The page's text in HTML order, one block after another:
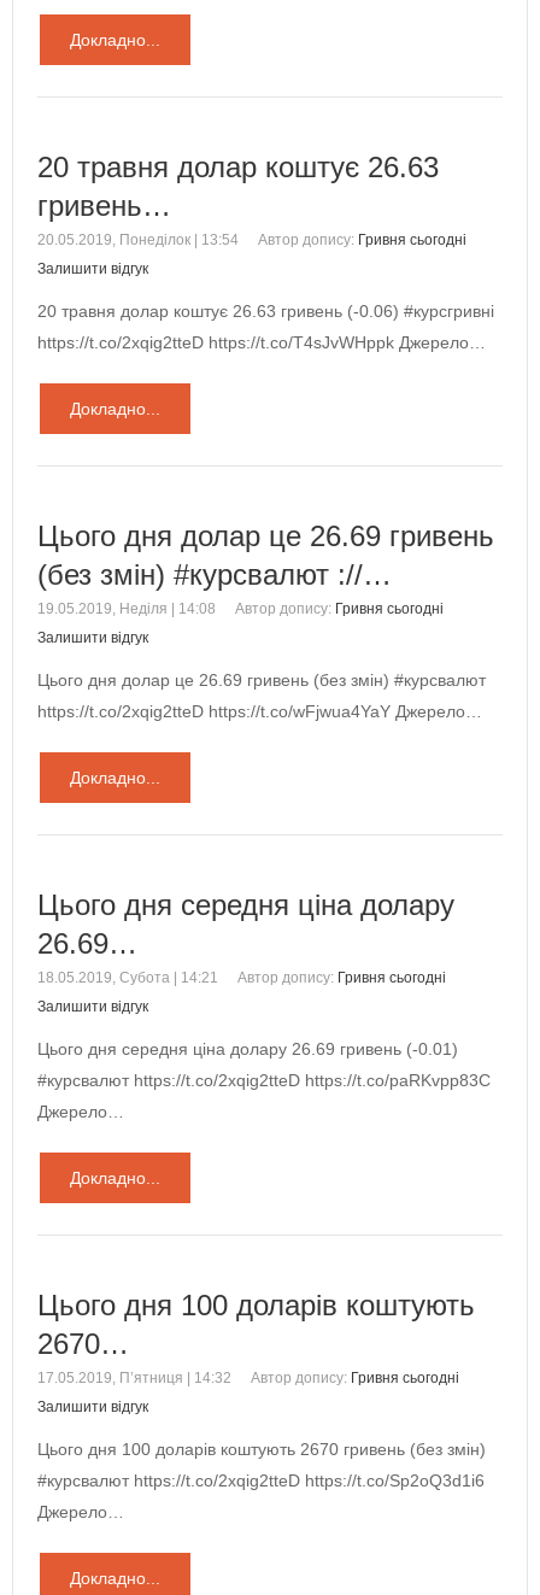
Докладно...
20 травня долар коштує 26.63
гривень…
20.05.2019, Понеділок | 13:54 Автор допису: Гривня сьогодні
Залишити відгук
20 травня долар коштує 26.63 гривень (-0.06) #курсгривні
https://t.co/2xqig2tteD https://t.co/T4sJvWHppk Джерело…
Докладно...
Цього дня долар це 26.69 гривень
(без змін) #курсвалют ://…
19.05.2019, Неділя | 14:08 Автор допису: Гривня сьогодні
Залишити відгук
Цього дня долар це 26.69 гривень (без змін) #курсвалют
https://t.co/2xqig2tteD https://t.co/wFjwua4YaY Джерело…
Докладно...
Цього дня середня ціна долару
26.69…
18.05.2019, Субота | 14:21 Автор допису: Гривня сьогодні
Залишити відгук
Цього дня середня ціна долару 26.69 гривень (-0.01)
#курсвалют https://t.co/2xqig2tteD https://t.co/paRKvpp83C
Джерело…
Докладно...
Цього дня 100 доларів коштують
2670…
17.05.2019, П’ятниця | 14:32 Автор допису: Гривня сьогодні
Залишити відгук
Цього дня 100 доларів коштують 2670 гривень (без змін)
#курсвалют https://t.co/2xqig2tteD https://t.co/Sp2oQ3d1i6
Джерело…
Докладно...